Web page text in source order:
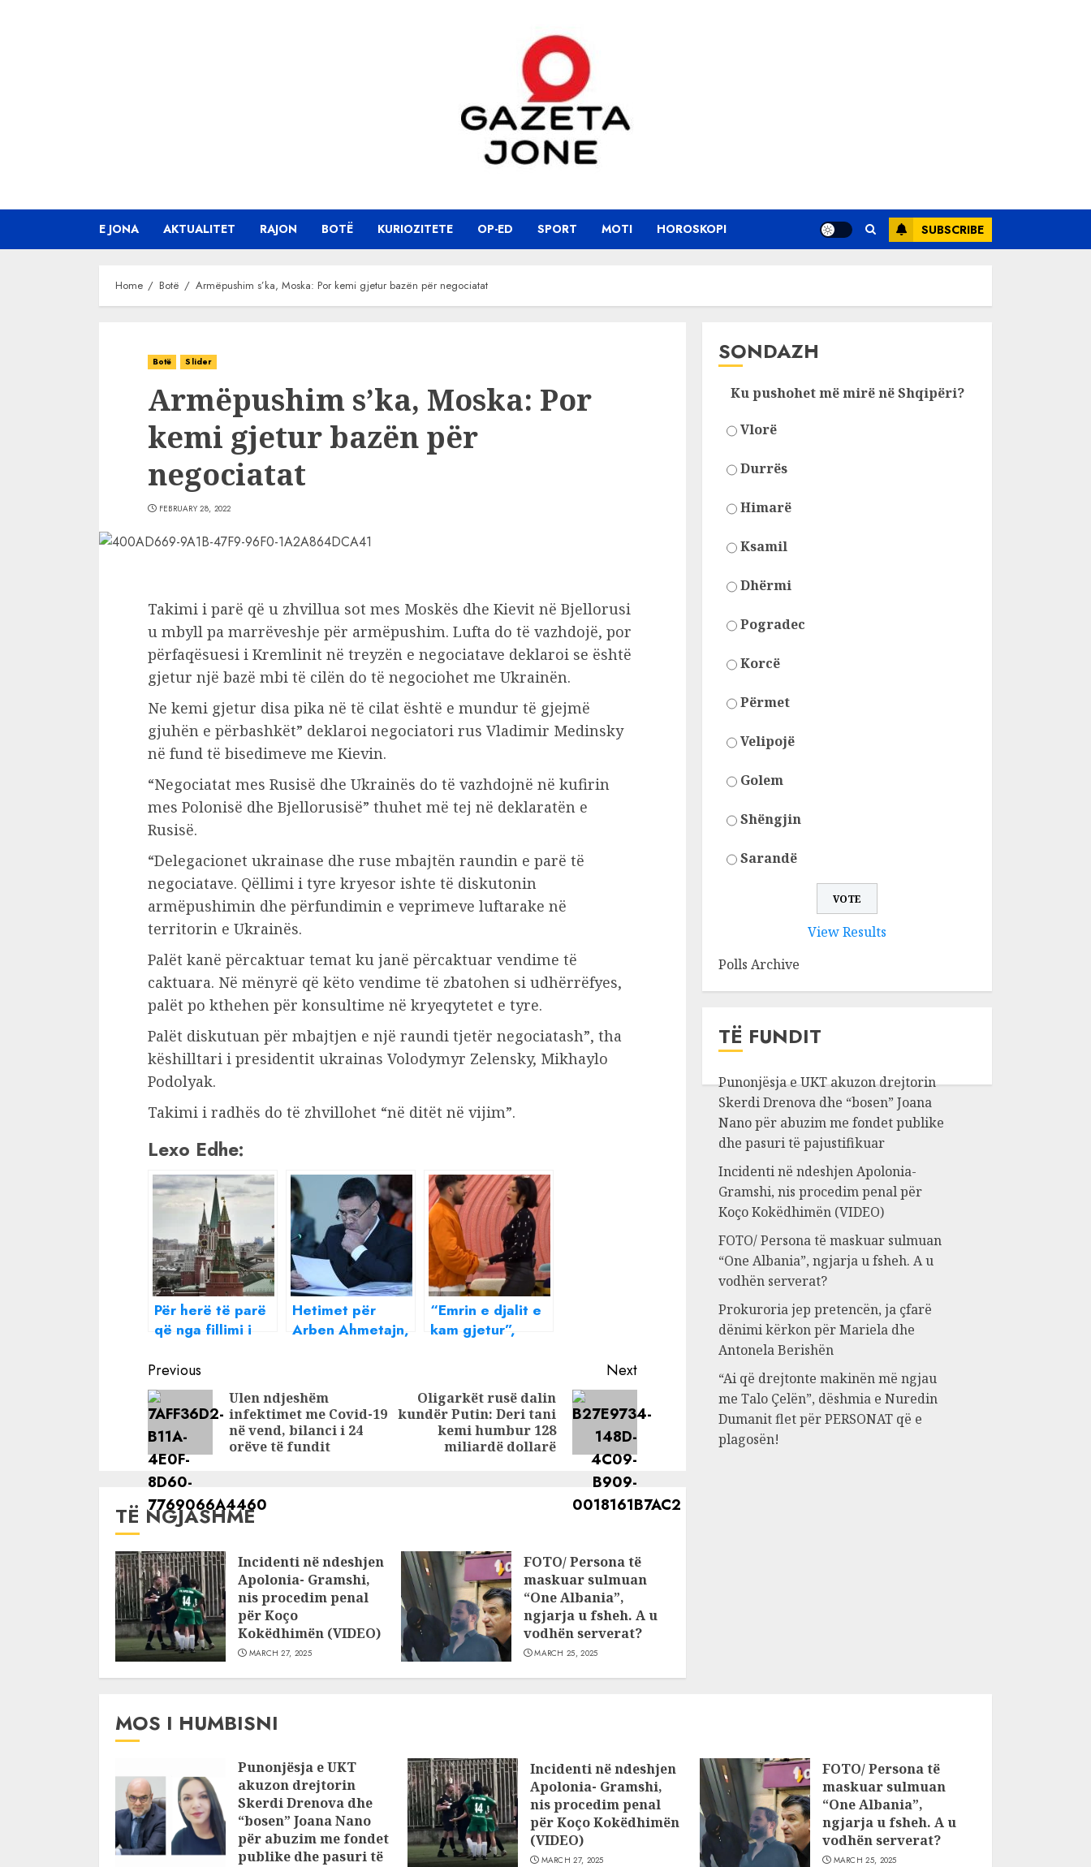
E JONA AKTUALITET RAJON BOTË KURIOZITETE OP-ED SPORT MOTI HOROSKOPI SUBSCRIBE
Home Botë Armëpushim s’ka, Moska: Por kemi gjetur bazën për negociatat
Botë Slider
Armëpushim s’ka, Moska: Por
kemi gjetur bazën për
negociatat
FEBRUARY 28, 2022
Takimi i parë që u zhvillua sot mes Moskës dhe Kievit në Bjellorusi
u mbyll pa marrëveshje për armëpushim. Lufta do të vazhdojë, por
përfaqësuesi i Kremlinit në treyzën e negociatave deklaroi se është
gjetur një bazë mbi të cilën do të negociohet me Ukrainën.
Ne kemi gjetur disa pika në të cilat është e mundur të gjejmë
gjuhën e përbashkët” deklaroi negociatori rus Vladimir Medinsky
në fund të bisedimeve me Kievin.
“Negociatat mes Rusisë dhe Ukrainës do të vazhdojnë në kufirin
mes Polonisë dhe Bjellorusisë” thuhet më tej në deklaratën e
Rusisë.
“Delegacionet ukrainase dhe ruse mbajtën raundin e parë të
negociatave. Qëllimi i tyre kryesor ishte të diskutonin
armëpushimin dhe përfundimin e veprimeve luftarake në
territorin e Ukrainës.
Palët kanë përcaktuar temat ku janë përcaktuar vendime të
caktuara. Në mënyrë që këto vendime të zbatohen si udhërrëfyes,
palët po kthehen për konsultime në kryeqytetet e tyre.
Palët diskutuan për mbajtjen e një raundi tjetër negociatash”, tha
këshilltari i presidentit ukrainas Volodymyr Zelensky, Mikhaylo
Podolyak.
Takimi i radhës do të zhvillohet “në ditët në vijim”.
Lexo Edhe:
Për herë të parë
që nga fillimi i
shpall
armëpushim
Hetimet për
Arben Ahmetajn,
Kemi gjetur
prova.
Letërporosi në
disa shtete,
“Emrin e djalit e
kam gjetur”,
e fëmijës e ke
gjetur, se kishe
dal në portale
sikur je…
Continue
Reading
Previous
Previous
Ulen ndjeshëm
infektimet me Covid-19
në vend, bilanci i 24
orëve të fundit
Next
Next
Oligarkët rusë dalin
kundër Putin: Deri tani
kemi humbur 128
miliardë dollarë
TË NGJASHME
Incidenti në ndeshjen
Apolonia- Gramshi,
nis procedim penal
për Koço
Kokëdhimën (VIDEO)
MARCH 27, 2025
FOTO/ Persona të
maskuar sulmuan
“One Albania”,
ngjarja u fsheh. A u
vodhën serverat?
MARCH 25, 2025
SONDAZH
Ku pushohet më mirë në Shqipëri?
Vlorë
Durrës
Himarë
Ksamil
Dhërmi
Pogradec
Korcë
Përmet
Velipojë
Golem
Shëngjin
Sarandë
View Results
Polls Archive
TË FUNDIT
Punonjësja e UKT akuzon drejtorin
Skerdi Drenova dhe “bosen” Joana
Nano për abuzim me fondet publike
dhe pasuri të pajustifikuar
Incidenti në ndeshjen Apolonia-
Gramshi, nis procedim penal për
Koço Kokëdhimën (VIDEO)
FOTO/ Persona të maskuar sulmuan
“One Albania”, ngjarja u fsheh. A u
vodhën serverat?
Prokuroria jep pretencën, ja çfarë
dënimi kërkon për Mariela dhe
Antonela Berishën
“Ai që drejtonte makinën më ngjau
me Talo Çelën”, dëshmia e Nuredin
Dumanit flet për PERSONAT që e
plagosën!
MOS I HUMBISNI
Punonjësja e UKT
akuzon drejtorin
Skerdi Drenova dhe
“bosen” Joana Nano
për abuzim me fondet
publike dhe pasuri të
Incidenti në ndeshjen
Apolonia- Gramshi,
nis procedim penal
për Koço Kokëdhimën
(VIDEO)
MARCH 27, 2025
FOTO/ Persona të
maskuar sulmuan
“One Albania”,
ngjarja u fsheh. A u
vodhën serverat?
MARCH 25, 2025